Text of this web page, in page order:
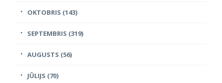
OKTOBRIS (143)
SEPTEMBRIS (319)
AUGUSTS (56)
JŪLIJS (70)